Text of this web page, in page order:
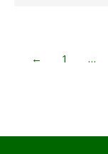
← 1 …